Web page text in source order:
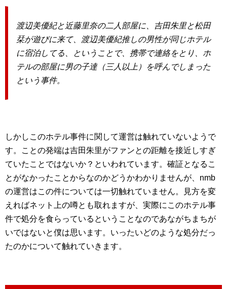
渡辺美優紀と近藤里奈の二人部屋に、吉田朱里と松田
栞が遊びに来て、渡辺美優紀推しの男性が同じホテル
に宿泊してる、ということで、携帯で連絡をとり、ホ
テルの部屋に男の子達（三人以上）を呼んでしまった
という事件。
しかしこのホテル事件に関して運営は触れていないようで
す。ことの発端は吉田朱里がファンとの距離を接近しすぎ
ていたことではないか？といわれています。確証となるこ
とがなかったことからなのかどうかわかりませんが、nmb
の運営はこの件については一切触れていません。見方を変
えればネット上の噂とも取れますが、実際にこのホテル事
件で処分を食らっているということなのであながちまちが
いではないと僕は思います。いったいどのような処分だっ
たのかについて触れていきます。